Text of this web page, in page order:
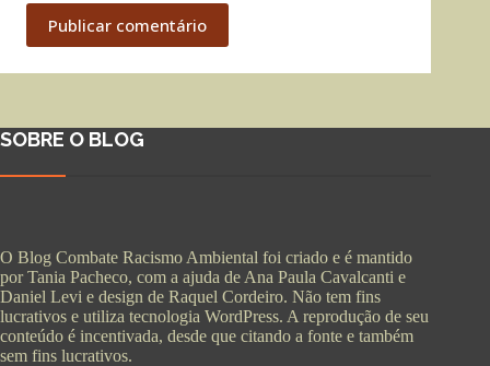
Publicar comentário
SOBRE O BLOG
O Blog Combate Racismo Ambiental foi criado e é mantido
por Tania Pacheco, com a ajuda de Ana Paula Cavalcanti e
Daniel Levi e design de Raquel Cordeiro. Não tem fins
lucrativos e utiliza tecnologia WordPress. A reprodução de seu
conteúdo é incentivada, desde que citando a fonte e também
sem fins lucrativos.